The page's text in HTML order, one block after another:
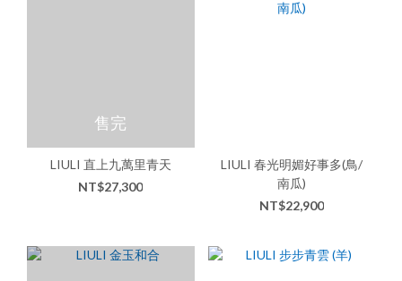
售完
LIULI 直上九萬里青天
NT$27,300
LIULI 春光明媚好事多(鳥/
南瓜)
NT$22,900